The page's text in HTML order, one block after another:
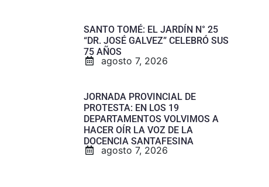
SANTO TOMÉ: EL JARDÍN N° 25
“DR. JOSÉ GALVEZ” CELEBRÓ SUS
75 AÑOS
agosto 7, 2026
JORNADA PROVINCIAL DE
PROTESTA: EN LOS 19
DEPARTAMENTOS VOLVIMOS A
HACER OÍR LA VOZ DE LA
DOCENCIA SANTAFESINA
agosto 7, 2026